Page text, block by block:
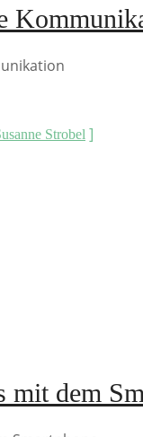
Strobel ]
mit dem